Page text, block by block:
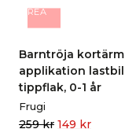
REA
Barntröja kortärm
applikation lastbil
tippflak, 0-1 år
Frugi
259kr 149 kr